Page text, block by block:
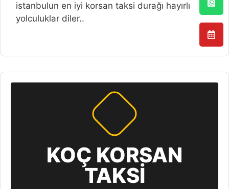
istanbulun en iyi korsan taksi durağı hayırlı
yolculuklar diler..
KOÇ KORSAN
TAKSİ